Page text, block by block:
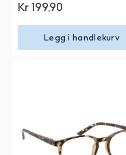
Kr 199,90
Legg i handlekurv